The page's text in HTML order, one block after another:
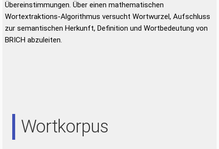
Übereinstimmungen. Über einen mathematischen
Wortextraktions-Algorithmus versucht Wortwurzel, Aufschluss
zur semantischen Herkunft, Definition und Wortbedeutung von
BRICH abzuleiten.
Wortkorpus